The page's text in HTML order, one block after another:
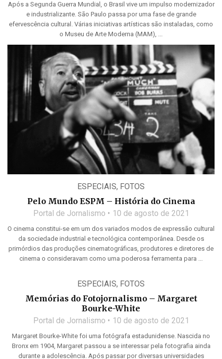
Após a Segunda Guerra Mundial, o Brasil vive um impulso modernizador
e industrializante. São Paulo passa por uma fase de grande
efervescência cultural. Várias iniciativas artísticas são instaladas, como
o Museu de Arte Moderna (MAM), ...
ESPECIAIS, FOTOS
Pelo Mundo ESPM – História do Cinema
Portal de Jornalismo 10 de agosto de 2021
O cinema constitui-se em um dos variados modos de expressão cultural
da sociedade industrial e tecnológica contemporânea. Desde os
primórdios das produções cinematográficas, produtores e diretores de
cinema o consideravam como uma poderosa ferramenta para ...
ESPECIAIS, FOTOS
Memórias do Fotojornalismo – Margaret
Bourke-White
Portal de Jornalismo 10 de agosto de 2021
Margaret Bourke-White foi uma fotógrafa estadunidense. Nascida no
Bronx em 1904, Margaret passou a se interessar pela fotografia ainda
durante a adolescência. Após passar por diversas universidades